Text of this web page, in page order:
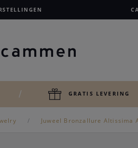
GRATIS LEVERING
Juweel Bronzallure Altissima